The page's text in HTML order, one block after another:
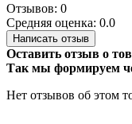
Отзывов: 0
Средняя оценка: 0.0
Написать отзыв
Оставить отзыв о
Так мы формируем
Нет отзывов об этом